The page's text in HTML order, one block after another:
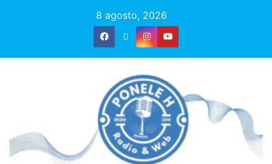
8 agosto, 2026